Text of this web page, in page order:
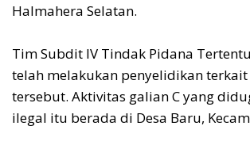
Halmahera Selatan.
Tim Subdit IV Tindak Pidana
telah melakukan penyelidikan
tersebut. Aktivitas galian C yang
ilegal itu berada di Desa Baru,